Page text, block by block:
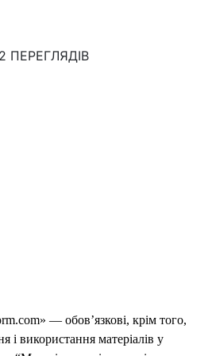
ПЕРЕГЛЯДІВ
— обов’язкові, крім того,
використання матеріалів у